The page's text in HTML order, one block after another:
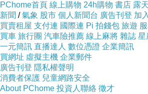
PChome首頁 線上購物 24h購物 書店 露
新聞 /氣象 股市 個人新聞台 廣告刊登 加
買賣租屋 支付連 國際連 Pi 拍錢包 旅遊
買車 旅行團 汽車險推薦 線上麻將 雜誌 星
一元簡訊 直播達人 數位憑證 企業簡訊
買網址 虛擬主機 企業郵件
廣告刊登 隱私權聲明
消費者保護 兒童網路安全
About PChome 投資人聯絡 徵才